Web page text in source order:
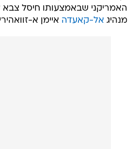
האמריקני שבאמצעותו חיסל
מנהיג אל-קאעדה איימן א-